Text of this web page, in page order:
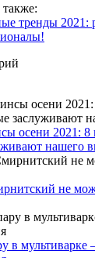
тренды 2021:
осени 2021: 8
нашего
не
в мультиварке